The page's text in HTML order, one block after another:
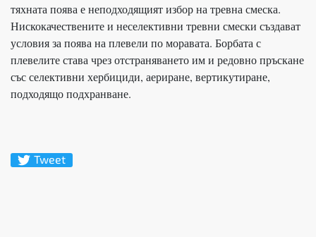
тяхната поява е неподходящият избор на тревна смеска.
Нискокачествените и неселективни тревни смески създават
условия за поява на плевели по моравата. Борбата с
плевелите става чрез отстраняването им и редовно пръскане
със селективни хербициди, аериране, вертикутиране,
подходящо подхранване.
Tweet